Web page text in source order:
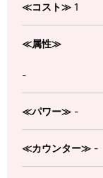
≪コスト≫ 1
≪属性≫
-
≪パワー≫ -
≪カウンター≫ -